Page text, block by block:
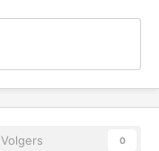
Volgers 0